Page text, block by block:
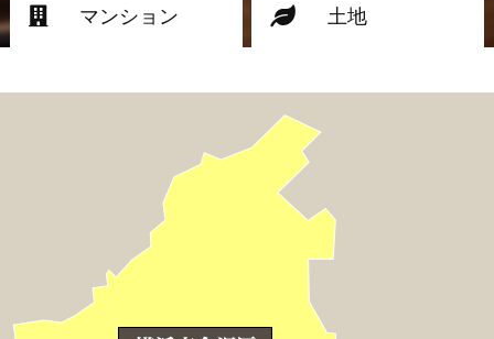
マンション 土地